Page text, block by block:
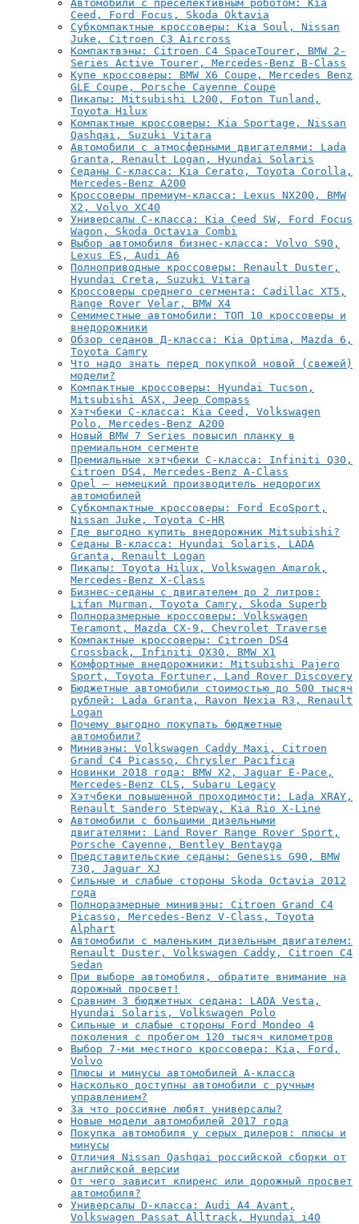
Автомобили с преселективным роботом: Kia
Ceed, Ford Focus, Skoda Oktavia
Субкомпактные кроссоверы: Kia Soul, Nissan
Juke, Citroen C3 Aircross
Компактвэны: Citroen C4 SpaceTourer, BMW 2-
Series Active Tourer, Mercedes-Benz B-Class
Купе кроссоверы: BMW X6 Coupe, Mercedes Benz
GLE Coupe, Porsche Cayenne Coupe
Пикапы: Mitsubishi L200, Foton Tunland,
Toyota Hilux
Компактные кроссоверы: Kia Sportage, Nissan
Qashqai, Suzuki Vitara
Автомобили с атмосферными двигателями: Lada
Granta, Renault Logan, Hyundai Solaris
Седаны C-класса: Kia Cerato, Toyota Corolla,
Mercedes-Benz A200
Кроссоверы премиум-класса: Lexus NX200, BMW
X2, Volvo XC40
Универсалы C-класса: Kia Ceed SW, Ford Focus
Wagon, Skoda Octavia Combi
Выбор автомобиля бизнес-класса: Volvo S90,
Lexus ES, Audi A6
Полноприводные кроссоверы: Renault Duster,
Hyundai Creta, Suzuki Vitara
Кроссоверы среднего сегмента: Cadillac XT5,
Range Rover Velar, BMW X4
Семиместные автомобили: ТОП 10 кроссоверы и
внедорожники
Обзор седанов Д-класса: Kia Optima, Mazda 6,
Toyota Camry
Что надо знать перед покупкой новой (свежей)
модели?
Компактные кроссоверы: Hyundai Tucson,
Mitsubishi ASX, Jeep Compass
Хэтчбеки С-класса: Kia Ceed, Volkswagen
Polo, Mercedes-Benz A200
Новый BMW 7 Series повысил планку в
премиальном сегменте
Премиальные хэтчбеки C-класса: Infiniti Q30,
Citroen DS4, Mercedes-Benz A-Class
Opel — немецкий производитель недорогих
автомобилей
Субкомпактные кроссоверы: Ford EcoSport,
Nissan Juke, Toyota C-HR
Где выгодно купить внедорожник Mitsubishi?
Седаны B-класса: Hyundai Solaris, LADA
Granta, Renault Logan
Пикапы: Toyota Hilux, Volkswagen Amarok,
Mercedes-Benz X-Class
Бизнес-седаны с двигателем до 2 литров:
Lifan Murman, Toyota Camry, Skoda Superb
Полноразмерные кроссоверы: Volkswagen
Teramont, Mazda CX-9, Chevrolet Traverse
Компактные кроссоверы: Citroen DS4
Crossback, Infiniti QX30, BMW X1
Комфортные внедорожники: Mitsubishi Pajero
Sport, Toyota Fortuner, Land Rover Discovery
Бюджетные автомобили стоимостью до 500 тысяч
рублей: Lada Granta, Ravon Nexia R3, Renault
Logan
Почему выгодно покупать бюджетные
автомобили?
Минивэны: Volkswagen Caddy Maxi, Citroen
Grand C4 Picasso, Chrysler Pacifica
Новинки 2018 года: BMW X2, Jaguar E-Pace,
Mercedes-Benz CLS, Subaru Legacy
Хэтчбеки повышенной проходимости: Lada XRAY,
Renault Sandero Stepway, Kia Rio X-Line
Автомобили с большими дизельными
двигателями: Land Rover Range Rover Sport,
Porsche Cayenne, Bentley Bentayga
Представительские седаны: Genesis G90, BMW
730, Jaguar XJ
Сильные и слабые стороны Skoda Octavia 2012
года
Полноразмерные минивэны: Citroen Grand C4
Picasso, Mercedes-Benz V-Class, Toyota
Alphart
Автомобили с маленьким дизельным двигателем:
Renault Duster, Volkswagen Caddy, Citroen C4
Sedan
При выборе автомобиля, обратите внимание на
дорожный просвет!
Сравним 3 бюджетных седана: LADA Vesta,
Hyundai Solaris, Volkswagen Polo
Сильные и слабые стороны Ford Mondeo 4
поколения с пробегом 120 тысяч километров
Выбор 7-ми местного кроссовера: Kia, Ford,
Volvo
Плюсы и минусы автомобилей А-класса
Насколько доступны автомобили с ручным
управлением?
За что россияне любят универсалы?
Новые модели автомобилей 2017 года
Покупка автомобиля у серых дилеров: плюсы и
минусы
Отличия Nissan Qashqai российской сборки от
английской версии
От чего зависит клиренс или дорожный просвет
автомобиля?
Универсалы D-класса: Audi A4 Avant,
Volkswagen Passat Alltrack, Hyundai i40